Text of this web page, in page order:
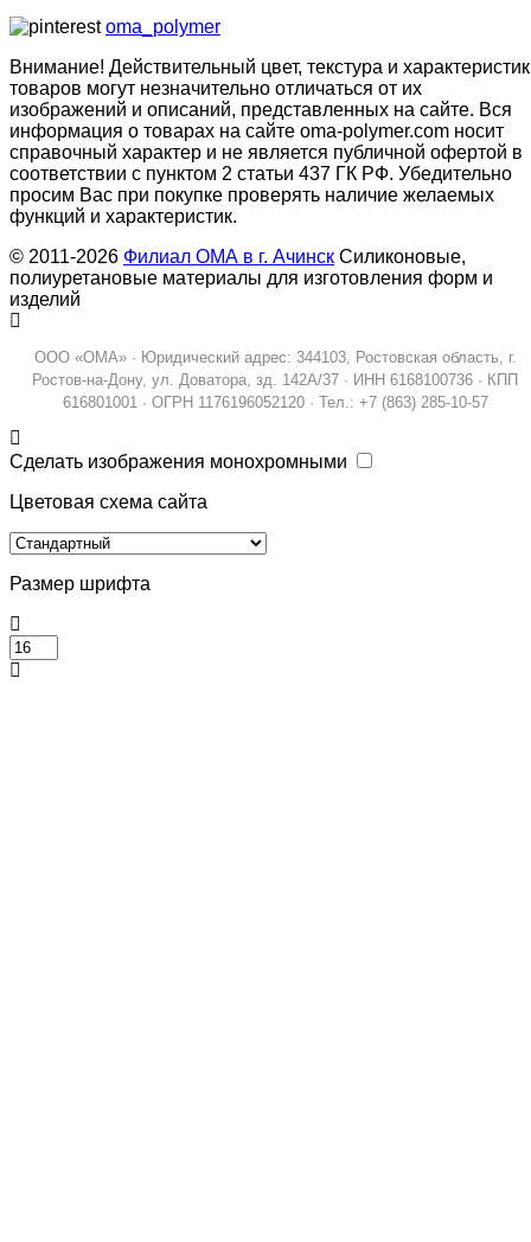
oma_polymer
Внимание! Действительный цвет, текстура и
товаров могут незначительно отличаться от их
изображений и описаний, представленных на сайте. Вся
информация о товарах на сайте oma-polymer.com носит
справочный характер и не является публичной офертой в
соответствии с пунктом 2 статьи 437 ГК РФ. Убедительно
просим Вас при покупке проверять наличие желаемых
функций и характеристик.
© 2011-2026 Филиал ОМА в г. Ачинск Силиконовые,
полиуретановые материалы для изготовления форм и
изделий
ООО «ОМА» · Юридический адрес: 344103, Ростовская область, г.
Ростов-на-Дону, ул. Доватора, зд. 142А/37 · ИНН 6168100736 · КПП
616801001 · ОГРН 1176196052120 · Тел.: +7 (863) 285-10-57
Сделать изображения монохромными
Цветовая схема сайта
Размер шрифта